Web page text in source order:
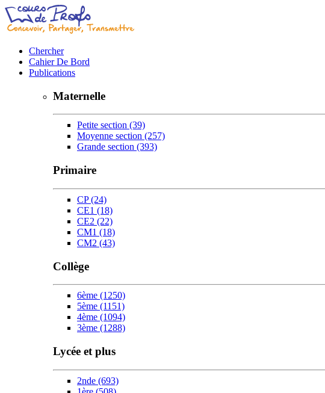
Chercher
Cahier De Bord
Publications
Maternelle
Petite section (39)
Moyenne section (257)
Grande section (393)
Primaire
CP(24)
CE1 (18)
CE2 (22)
CM1 (18)
CM2 (43)
Collège
6ème (1250)
5ème (1151)
4ème (1094)
3ème (1288)
Lycée et plus
2nde (693)